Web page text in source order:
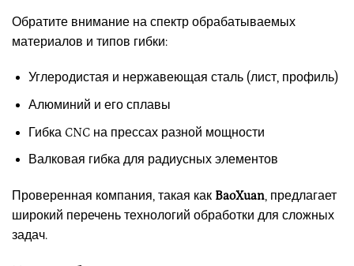
Обратите внимание на спектр обрабатываемых
материалов и типов гибки:
Углеродистая и нержавеющая сталь (лист, профиль)
Алюминий и его сплавы
Гибка CNC на прессах разной мощности
Валковая гибка для радиусных элементов
Проверенная компания, такая как BaoXuan, предлагает
широкий перечень технологий обработки для сложных
задач.